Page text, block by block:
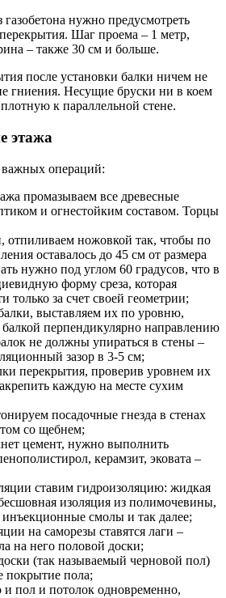
нужно предусмотреть
Шаг проема – 1 метр,
– также 30 см и больше.
после установки балки ничем не
гниения. Несущие бруски ни в коем
к параллельной стене.
этажа
важных операций:
промазываем все древесные
и огнестойким составом. Торцы
отпиливаем ножовкой так, чтобы по
оставалось до 45 см от размера
нужно под углом 60 градусов, что в
форму среза, которая
только за счет своей геометрии;
выставляем их по уровню,
перпендикулярно направлению
не должны упираться в стены –
зазор в 3-5 см;
перекрытия, проверив уровнем их
каждую на месте сухим
посадочные гнезда в стенах
со щебнем;
цемент, нужно выполнить
керамзит, эковата –
ставим гидроизоляцию: жидкая
изоляция из полимочевины,
смолы и так далее;
на саморезы ставятся лаги –
на него половой доски;
(так называемый черновой пол)
покрытие пола;
и пол и потолок одновременно,